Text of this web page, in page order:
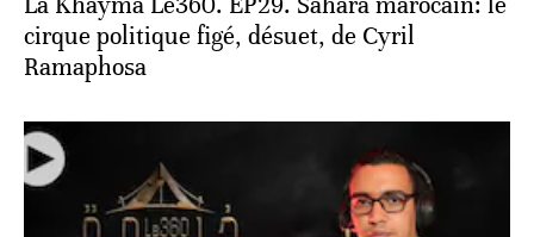
cirque politique figé, désuet, de Cyril
Ramaphosa